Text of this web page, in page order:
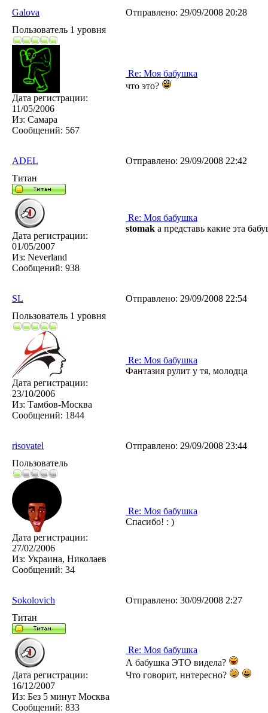
Galova Отправлено: 29/09/2008 20:28
Пользователь 1 уровня
Дата регистрации:
11/05/2006
Из: Самара
Сообщений: 567
Re: Моя бабушка
что это?
ADEL Отправлено: 29/09/2008 22:42
Титан
Дата регистрации:
01/05/2007
Из: Neverland
Сообщений: 938
Re: Моя бабушка
stomak а представь какие эта
SL Отправлено: 29/09/2008 22:54
Пользователь 1 уровня
Дата регистрации:
23/10/2006
Из: Тамбов-Москва
Сообщений: 1844
Re: Моя бабушка
Фантазия рулит у тя, молодца
risovatel Отправлено: 29/09/2008 23:44
Пользователь
Дата регистрации:
27/02/2006
Из: Украина, Николаев
Сообщений: 34
Re: Моя бабушка
Спасибо! : )
Sokolovich Отправлено: 30/09/2008 2:27
Титан
Дата регистрации:
16/12/2007
Из: Без 5 минут Москва
Сообщений: 833
Re: Моя бабушка
А бабушка ЭТО видела?
Что говорит, ннтересно?